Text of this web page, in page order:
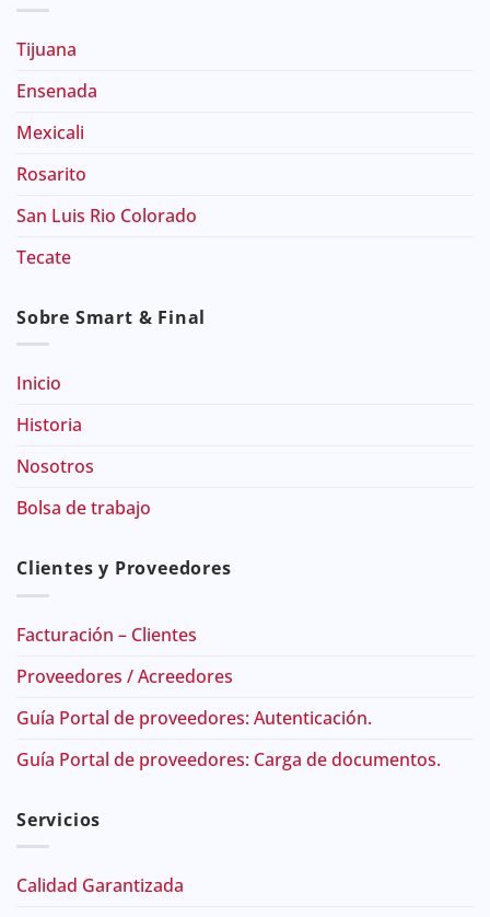
Tijuana
Ensenada
Mexicali
Rosarito
San Luis Rio Colorado
Tecate
Sobre Smart & Final
Inicio
Historia
Nosotros
Bolsa de trabajo
Clientes y Proveedores
Facturación – Clientes
Proveedores / Acreedores
Guía Portal de proveedores: Autenticación.
Guía Portal de proveedores: Carga de documentos.
Servicios
Calidad Garantizada